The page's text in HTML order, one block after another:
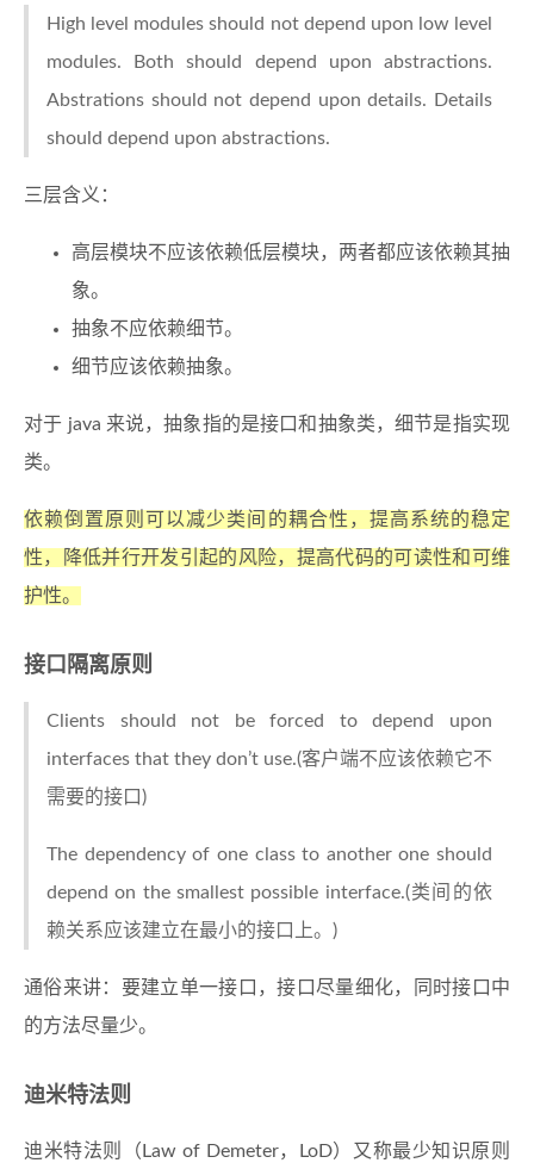
High level modules should not depend upon low level
modules. Both should depend upon abstractions.
Abstrations should not depend upon details. Details
should depend upon abstractions.
三层含义：
高层模块不应该依赖低层模块，两者都应该依赖其抽
象。
抽象不应依赖细节。
细节应该依赖抽象。
对于 java 来说，抽象指的是接口和抽象类，细节是指实现
类。
依赖倒置原则可以减少类间的耦合性，提高系统的稳定
性，降低并行开发引起的风险，提高代码的可读性和可维
护性。
接口隔离原则
Clients should not be forced to depend upon
interfaces that they don’t use.(客户端不应该依赖它不
需要的接口)
The dependency of one class to another one should
depend on the smallest possible interface.(类间的依
赖关系应该建立在最小的接口上。)
通俗来讲：要建立单一接口，接口尽量细化，同时接口中
的方法尽量少。
迪米特法则
迪米特法则（Law of Demeter，LoD）又称最少知识原则